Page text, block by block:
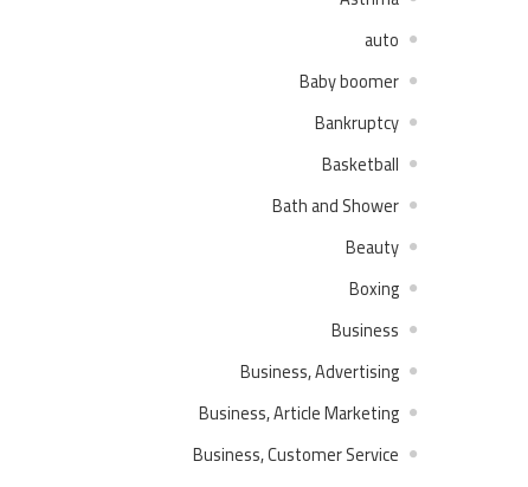
auto
Baby boomer
Bankruptcy
Basketball
Bath and Shower
Beauty
Boxing
Business
Business, Advertising
Business, Article Marketing
Business, Customer Service